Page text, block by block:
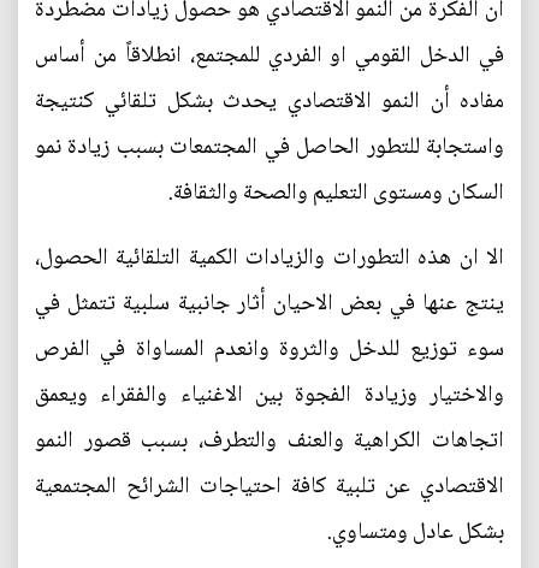
ان الفكرة من النمو الاقتصادي هو حصول زيادات مضطردة
في الدخل القومي او الفردي للمجتمع، انطلاقاً من أساس
مفاده أن النمو الاقتصادي يحدث بشكل تلقائي كنتيجة
واستجابة للتطور الحاصل في المجتمعات بسبب زيادة نمو
السكان ومستوى التعليم والصحة والثقافة.
الا ان هذه التطورات والزيادات الكمية التلقائية الحصول،
ينتج عنها في بعض الاحيان أثار جانبية سلبية تتمثل في
سوء توزيع للدخل والثروة وانعدم المساواة في الفرص
والاختيار وزيادة الفجوة بين الاغنياء والفقراء ويعمق
اتجاهات الكراهية والعنف والتطرف، بسبب قصور النمو
الاقتصادي عن تلبية كافة احتياجات الشرائح المجتمعية
بشكل عادل ومتساوي.